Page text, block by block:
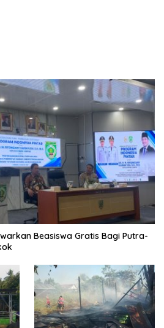
Beasiswa Gratis Bagi Putra-